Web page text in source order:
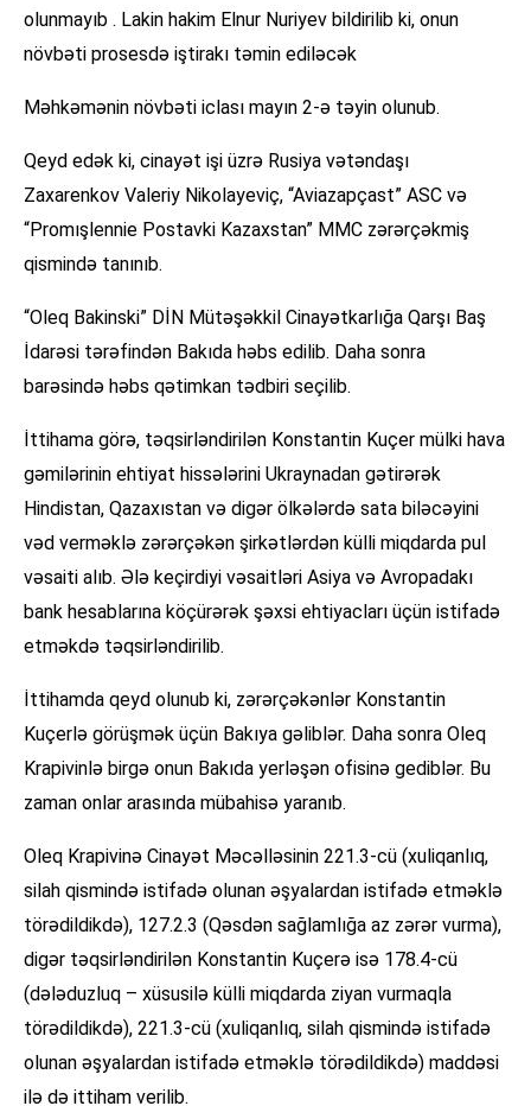
olunmayıb . Lakin hakim Elnur Nuriyev bildirilib ki, onun
növbəti prosesdə iştirakı təmin ediləcək
Məhkəmənin növbəti iclası mayın 2-ə təyin olunub.
Qeyd edək ki, cinayət işi üzrə Rusiya vətəndaşı
Zaxarenkov Valeriy Nikolayeviç, “Aviazapçast” ASC və
“Promışlennie Postavki Kazaxstan” MMC zərərçəkmiş
qismində tanınıb.
“Oleq Bakinski” DİN Mütəşəkkil Cinayətkarlığa Qarşı Baş
İdarəsi tərəfindən Bakıda həbs edilib. Daha sonra
barəsində həbs qətimkan tədbiri seçilib.
İttihama görə, təqsirləndirilən Konstantin Kuçer mülki hava
gəmilərinin ehtiyat hissələrini Ukraynadan gətirərək
Hindistan, Qazaxıstan və digər ölkələrdə sata biləcəyini
vəd verməklə zərərçəkən şirkətlərdən külli miqdarda pul
vəsaiti alıb. Ələ keçirdiyi vəsaitləri Asiya və Avropadakı
bank hesablarına köçürərək şəxsi ehtiyacları üçün istifadə
etməkdə təqsirləndirilib.
İttihamda qeyd olunub ki, zərərçəkənlər Konstantin
Kuçerlə görüşmək üçün Bakıya gəliblər. Daha sonra Oleq
Krapivinlə birgə onun Bakıda yerləşən ofisinə gediblər. Bu
zaman onlar arasında mübahisə yaranıb.
Oleq Krapivinə Cinayət Məcəlləsinin 221.3-cü (xuliqanlıq,
silah qismində istifadə olunan əşyalardan istifadə etməklə
törədildikdə), 127.2.3 (Qəsdən sağlamlığa az zərər vurma),
digər təqsirləndirilən Konstantin Kuçerə isə 178.4-cü
(dələduzluq – xüsusilə külli miqdarda ziyan vurmaqla
törədildikdə), 221.3-cü (xuliqanlıq, silah qismində istifadə
olunan əşyalardan istifadə etməklə törədildikdə) maddəsi
ilə də ittiham verilib.